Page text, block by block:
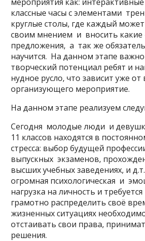
классные часы с элементами
круглые столы, где каждый
своим мнением и вносить какие
предложения, а так же
научится. На данном этапе
творческий потенциал ребят и
нудное русло, что зависит уже от
организующего мероприятие.
На данном этапе реализуем
Сегодня молодые люди и
11 классов находятся в
стресса: выбор будущей
выпускных экзаменов,
высших учебных заведениях, и
огромная психологическая и
нагрузка на личность и
грамотно распределить своё
жизненных ситуациях
отстаивать свои права,
решения.